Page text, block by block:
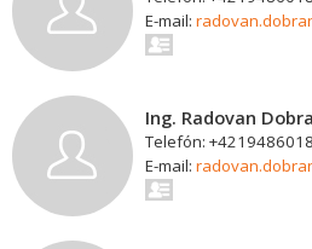
E-mail:
Ing. Radovan
Telefón:
E-mail: